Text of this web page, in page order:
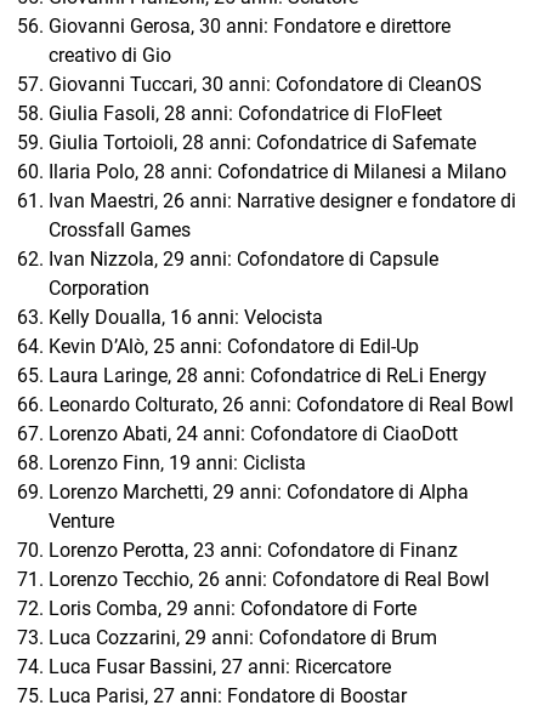
Giovanni Gerosa, 30 anni: Fondatore e direttore
creativo di Gio
Giovanni Tuccari, 30 anni: Cofondatore di CleanOS
Giulia Fasoli, 28 anni: Cofondatrice di FloFleet
Giulia Tortoioli, 28 anni: Cofondatrice di Safemate
Ilaria Polo, 28 anni: Cofondatrice di Milanesi a Milano
Ivan Maestri, 26 anni: Narrative designer e fondatore di
Crossfall Games
Ivan Nizzola, 29 anni: Cofondatore di Capsule
Corporation
Kelly Doualla, 16 anni: Velocista
Kevin D’Alò, 25 anni: Cofondatore di Edil-Up
Laura Laringe, 28 anni: Cofondatrice di ReLi Energy
Leonardo Colturato, 26 anni: Cofondatore di Real Bowl
Lorenzo Abati, 24 anni: Cofondatore di CiaoDott
Lorenzo Finn, 19 anni: Ciclista
Lorenzo Marchetti, 29 anni: Cofondatore di Alpha
Venture
Lorenzo Perotta, 23 anni: Cofondatore di Finanz
Lorenzo Tecchio, 26 anni: Cofondatore di Real Bowl
Loris Comba, 29 anni: Cofondatore di Forte
Luca Cozzarini, 29 anni: Cofondatore di Brum
Luca Fusar Bassini, 27 anni: Ricercatore
Luca Parisi, 27 anni: Fondatore di Boostar